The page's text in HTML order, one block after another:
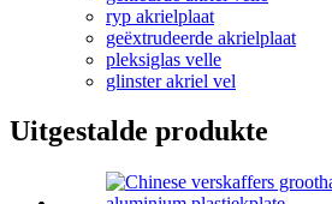
ryp akrielplaat
geëxtrudeerde akrielplaat
pleksiglas velle
glinster akriel vel
Uitgestalde produkte